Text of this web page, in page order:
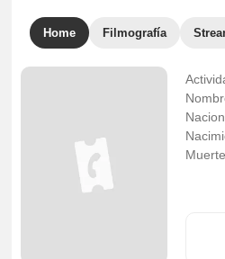
Home Filmografía
Muerte